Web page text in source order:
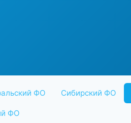
ФО Сибирский ФО
ФО